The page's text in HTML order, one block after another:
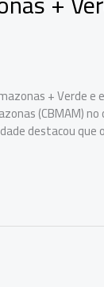
+ Verde e
(CBMAM)
destacou